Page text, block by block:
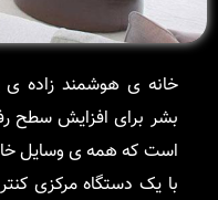
خانه ی هوشمند زاده
بشر برای افزایش سطح
است که همه ی وسایل
با یک دستگاه مرکزی